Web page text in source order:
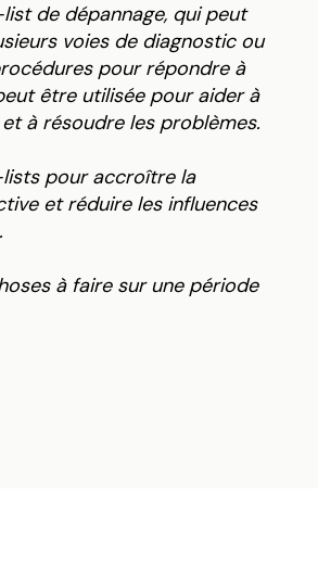
de dépannage, qui peut
voies de diagnostic ou
pour répondre à
être utilisée pour aider à
à résoudre les problèmes.
pour accroître la
et réduire les influences
à faire sur une période